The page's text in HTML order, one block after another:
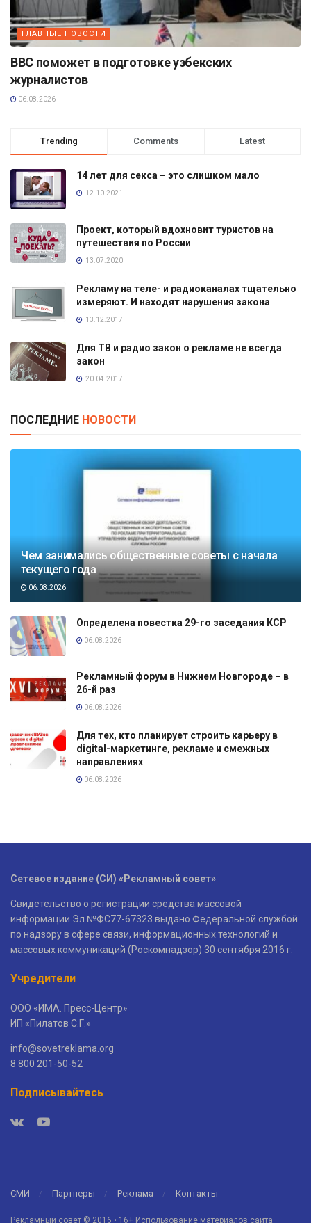
ГЛАВНЫЕ НОВОСТИ
BBC поможет в подготовке узбекских
журналистов
06.08.2026
Trending Comments Latest
14 лет для секса – это слишком мало
12.10.2021
Проект, который вдохновит туристов на
путешествия по России
13.07.2020
Рекламу на теле- и радиоканалах тщательно
измеряют. И находят нарушения закона
13.12.2017
Для ТВ и радио закон о рекламе не всегда
закон
20.04.2017
ПОСЛЕДНИЕ НОВОСТИ
Чем занимались общественные советы с начала
текущего года
06.08.2026
Определена повестка 29-го заседания КСР
06.08.2026
Рекламный форум в Нижнем Новгороде – в
26-й раз
06.08.2026
Для тех, кто планирует строить карьеру в
digital-маркетинге, рекламе и смежных
направлениях
06.08.2026
Сетевое издание (СИ) «Рекламный совет»
Свидетельство о регистрации средства массовой
информации Эл №ФС77-67323 выдано Федеральной службой
по надзору в сфере связи, информационных технологий и
массовых коммуникаций (Роскомнадзор) 30 сентября 2016 г.
Учредители
ООО «ИМА. Пресс-Центр»
ИП «Пилатов С.Г.»
info@sovetreklama.org
8 800 201-50-52
Подписывайтесь
СМИ Партнеры Реклама Контакты
Рекламный совет © 2016 • 16+ Использование материалов сайта